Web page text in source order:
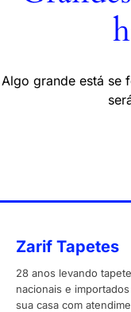
Algo grande está se
Zarif Tapetes
28 anos levando
nacionais e
sua casa com